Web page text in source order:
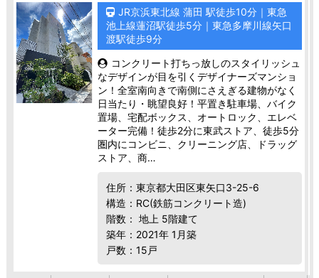
JR京浜東北線 蒲田 駅徒歩10分｜東急
池上線蓮沼駅徒歩5分｜東急多摩川線矢口
渡駅徒歩9分
コンクリート打ちっ放しのスタイリッシュ
なデザインが目を引くデザイナーズマンショ
ン！全室南向きで南側にさえぎる建物がなく
日当たり・眺望良好！平置き駐車場、バイク
置場、宅配ボックス、オートロック、エレベ
ーター完備！徒歩2分に東武ストア、徒歩5分
圏内にコンビニ、クリーニング店、ドラッグ
ストア、商…
住所：東京都大田区東矢口3-25-6
構造：RC(鉄筋コンクリート造)
階数： 地上 5階建て
築年：2021年 1月築
戸数：15戸